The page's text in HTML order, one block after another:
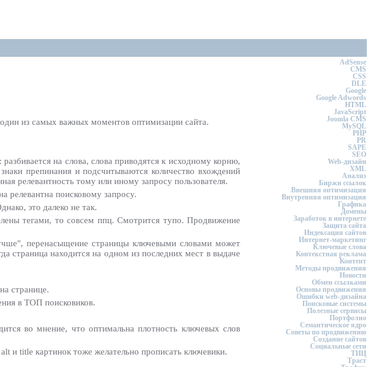
из самых важных моментов оптимизации сайта.
на слова, слова приводятся к исходному корню,
препинания и подсчитываются количество вхождений
релевантность тому или иному запросу пользователя.
релевантна поисковому запросу.
это далеко не так.
тегами, то совсем ппц. Смотрится тупо. Продвижение
перенасыщение страницы ключевыми словами может
страница находится на одном из последних мест в выдаче
странице.
в ТОП поисковиков.
во мнение, что оптимальна плотность ключевых слов
и title картинок тоже желательно прописать ключевики.
AdSense
CMS
CSS
DLE
Google
Google Adwords
HTML
JavaScript
Joomla CMS
MySQL
PHP
PR
SAPE
SEO
Web-дизайн
XML
Анализ
Биржи ссылок
Внешняя оптимизация
Внутренняя оптимизация
Графика
Домены
Заработок в интернете
Защита сайта
Индексация сайтов
Интернет-маркетинг
Ключевые слова
Контекстная реклама
Контент
Методы продвижения
Новости
Обмен ссылками
Основы продвижения
Ошибки web-дизайна
Поисковые системы
Полезные сервисы
Портфолио
Семантическое ядро
Советы по продвижению
Создание сайтов
Социальные сети
ТИЦ
Траст